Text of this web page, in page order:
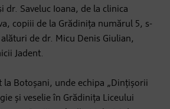
dr. Saveluc Ioana, de la clinica
copiii de la Grădinița numărul 5, s-
de dr. Micu Denis Giulian,
Jadent.
la Botoșani, unde echipa „Dințișorii
și veselie în Grădinița Liceului